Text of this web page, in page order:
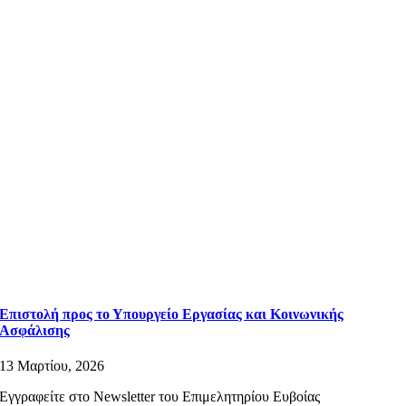
Επιστολή προς το Υπουργείο Εργασίας και Κοινωνικής
Ασφάλισης
13 Μαρτίου, 2026
Εγγραφείτε στο Newsletter του Επιμελητηρίου Ευβοίας